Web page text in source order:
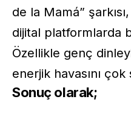
de la Mamá”
dijital platformlarda
Özellikle genç
enerjik havasını çok
Sonuç olarak;